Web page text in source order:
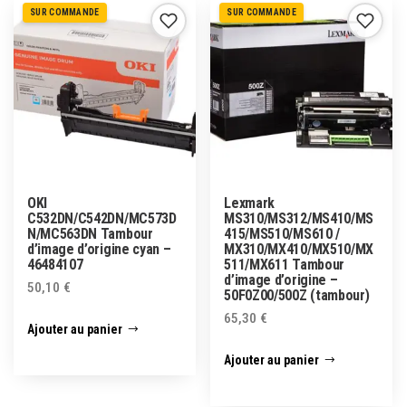
SUR COMMANDE
OKI
C532DN/C542DN/MC573D
N/MC563DN Tambour
d’image d’origine cyan –
46484107
50,10 €
Ajouter au panier
SUR COMMANDE
Lexmark
MS310/MS312/MS410/MS
415/MS510/MS610 /
MX310/MX410/MX510/MX
511/MX611 Tambour
d’image d’origine –
50F0Z00/500Z (tambour)
65,30 €
Ajouter au panier